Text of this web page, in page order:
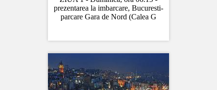
prezentarea la imbarcare, Bucuresti-
parcare Gara de Nord (Calea G